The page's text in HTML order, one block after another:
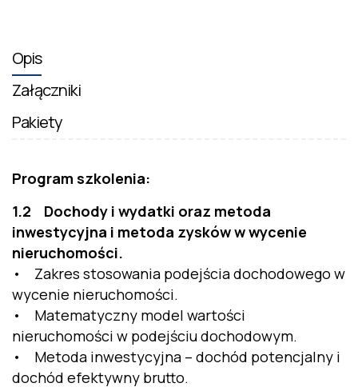
Opis
Załączniki
Pakiety
Program szkolenia:
1.2 Dochody i wydatki oraz metoda
inwestycyjna i metoda zysków w wycenie
nieruchomości.
• Zakres stosowania podejścia dochodowego w
wycenie nieruchomości.
• Matematyczny model wartości
nieruchomości w podejściu dochodowym.
• Metoda inwestycyjna – dochód potencjalny i
dochód efektywny brutto.